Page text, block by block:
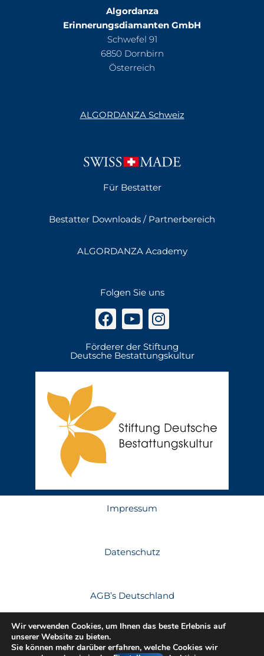
Algordanza
Erinnerungsdiamanten GmbH
Schwefel 91
6850 Dornbirn
Österreich
ALGORDANZA Schweiz
Für Bestatter
Bestatter Downloads / Partnerbereich
ALGORDANZA Academy
Folgen Sie uns
Förderer der Stiftung
Deutsche Bestattungskultur
Impressum
Datenschutz
AGB’s Deutschland
AGB’s Österreich
Wir verwenden Cookies, um Ihnen das beste Erlebnis auf
unserer Website zu bieten.
Sie können mehr darüber erfahren, welche Cookies wir